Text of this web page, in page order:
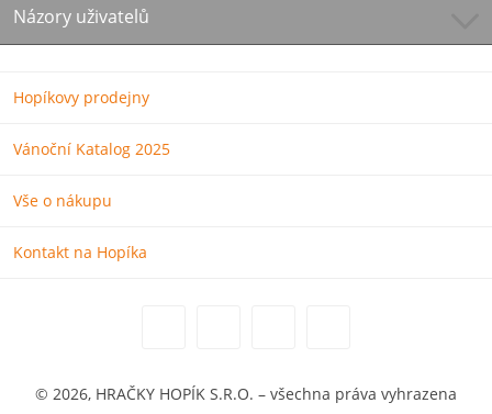
Názory uživatelů
Hopíkovy prodejny
Vánoční Katalog 2025
Vše o nákupu
Kontakt na Hopíka
© 2026, HRAČKY HOPÍK S.R.O. – všechna práva vyhrazena